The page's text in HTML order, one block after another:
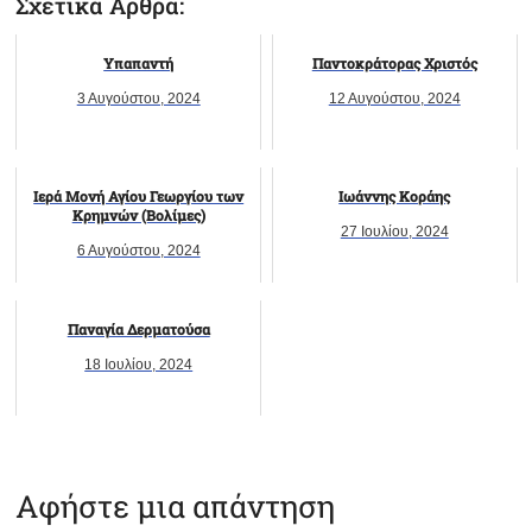
Υπαπαντή
3 Αυγούστου, 2024
Παντοκράτορας Χριστός
12 Αυγούστου, 2024
Ιερά Μονή Αγίου Γεωργίου των
Κρημνών (Βολίμες)
6 Αυγούστου, 2024
Ιωάννης Κοράης
27 Ιουλίου, 2024
Παναγία Δερματούσα
18 Ιουλίου, 2024
Αφήστε μια απάντηση